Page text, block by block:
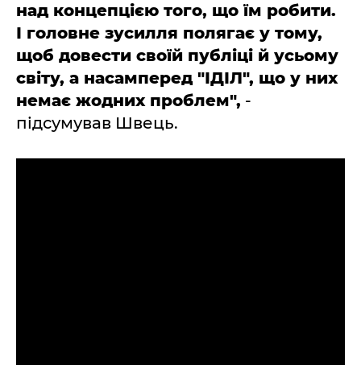
над концепцією того, що їм робити.
І головне зусилля полягає у тому,
щоб довести своїй публіці й усьому
світу, а насамперед "ІДІЛ", що у них
немає жодних проблем", -
підсумував Швець.